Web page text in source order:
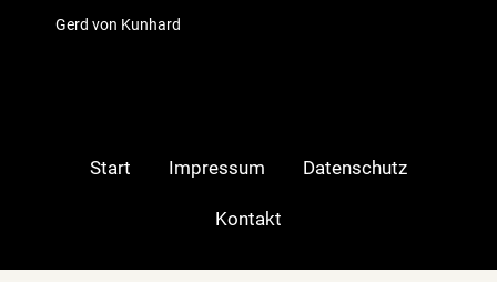
Start Impressum Datenschutz
Kontakt